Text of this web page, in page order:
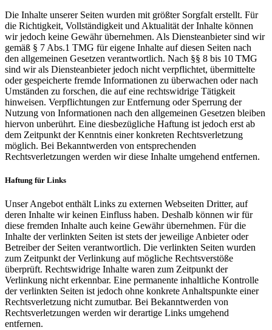
Die Inhalte unserer Seiten wurden mit größter Sorgfalt erstellt. Für
die Richtigkeit, Vollständigkeit und Aktualität der Inhalte können
wir jedoch keine Gewähr übernehmen. Als Diensteanbieter sind wir
gemäß § 7 Abs.1 TMG für eigene Inhalte auf diesen Seiten nach
den allgemeinen Gesetzen verantwortlich. Nach §§ 8 bis 10 TMG
sind wir als Diensteanbieter jedoch nicht verpflichtet, übermittelte
oder gespeicherte fremde Informationen zu überwachen oder nach
Umständen zu forschen, die auf eine rechtswidrige Tätigkeit
hinweisen. Verpflichtungen zur Entfernung oder Sperrung der
Nutzung von Informationen nach den allgemeinen Gesetzen bleiben
hiervon unberührt. Eine diesbezügliche Haftung ist jedoch erst ab
dem Zeitpunkt der Kenntnis einer konkreten Rechtsverletzung
möglich. Bei Bekanntwerden von entsprechenden
Rechtsverletzungen werden wir diese Inhalte umgehend entfernen.
Haftung für Links
Unser Angebot enthält Links zu externen Webseiten Dritter, auf
deren Inhalte wir keinen Einfluss haben. Deshalb können wir für
diese fremden Inhalte auch keine Gewähr übernehmen. Für die
Inhalte der verlinkten Seiten ist stets der jeweilige Anbieter oder
Betreiber der Seiten verantwortlich. Die verlinkten Seiten wurden
zum Zeitpunkt der Verlinkung auf mögliche Rechtsverstöße
überprüft. Rechtswidrige Inhalte waren zum Zeitpunkt der
Verlinkung nicht erkennbar. Eine permanente inhaltliche Kontrolle
der verlinkten Seiten ist jedoch ohne konkrete Anhaltspunkte einer
Rechtsverletzung nicht zumutbar. Bei Bekanntwerden von
Rechtsverletzungen werden wir derartige Links umgehend
entfernen.